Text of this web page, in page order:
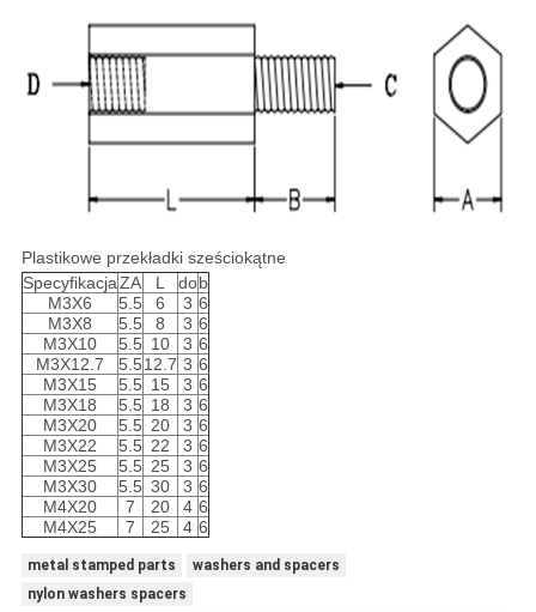
Plastikowe przekładki sześciokątne
SpecyfikacjaZA L dob
M3X6
5.5 6 3 6
M3X8
5.5 8 3 6
M3X10
5.5 10 3 6
M3X12.7
5.512.7 3 6
M3X15
5.5 15 3 6
M3X18
5.5 18 3 6
M3X20
5.5 20 3 6
M3X22
5.5 22 3 6
M3X25
5.5 25 3 6
M3X30
5.5 30 3 6
M4X20
7 20 4 6
M4X25
7 25 4 6
metal stamped parts
washers and spacers
nylon washers spacers